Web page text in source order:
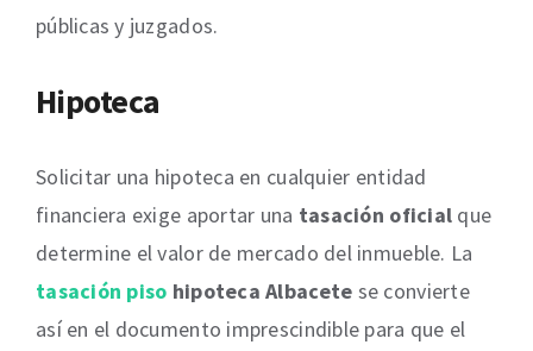
públicas y juzgados.
Hipoteca
Solicitar una hipoteca en cualquier entidad
financiera exige aportar una tasación oficial que
determine el valor de mercado del inmueble. La
tasación piso hipoteca Albacete se convierte
así en el documento imprescindible para que el